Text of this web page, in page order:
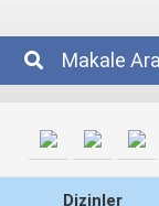
Makale Ara
Dizinler